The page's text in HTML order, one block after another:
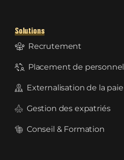
Solutions
Recrutement
Placement de personnel
Externalisation de la paie
Gestion des expatriés
Conseil & Formation